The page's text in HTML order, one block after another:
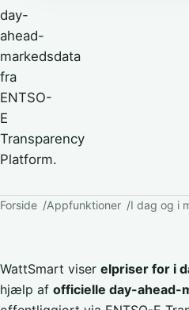
day-
ahead-
markedsdata
fra
ENTSO-
E
Transparency
Platform.
Forside Appfunktioner I dag og i
WattSmart viser elpriser for i
hjælp af officielle day-ahead-